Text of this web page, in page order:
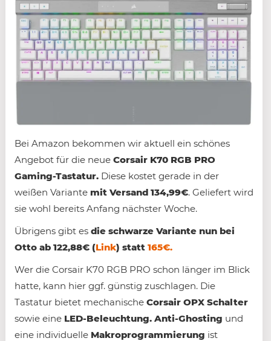
Bei Amazon bekommen wir aktuell ein schönes
Angebot für die neue Corsair K70 RGB PRO
Gaming-Tastatur. Diese kostet gerade in der
weißen Variante mit Versand 134,99€. Geliefert wird
sie wohl bereits Anfang nächster Woche.
Übrigens gibt es die schwarze Variante nun bei
Otto ab 122,88€ (Link) statt 165€.
Wer die Corsair K70 RGB PRO schon länger im Blick
hatte, kann hier ggf. günstig zuschlagen. Die
Tastatur bietet mechanische Corsair OPX Schalter
sowie eine LED-Beleuchtung. Anti-Ghosting und
eine individuelle Makroprogrammierung ist